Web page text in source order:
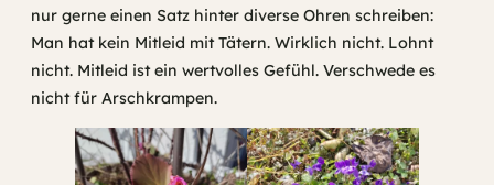
nur gerne einen Satz hinter diverse Ohren schreiben:
Man hat kein Mitleid mit Tätern. Wirklich nicht. Lohnt
nicht. Mitleid ist ein wertvolles Gefühl. Verschwede es
nicht für Arschkrampen.